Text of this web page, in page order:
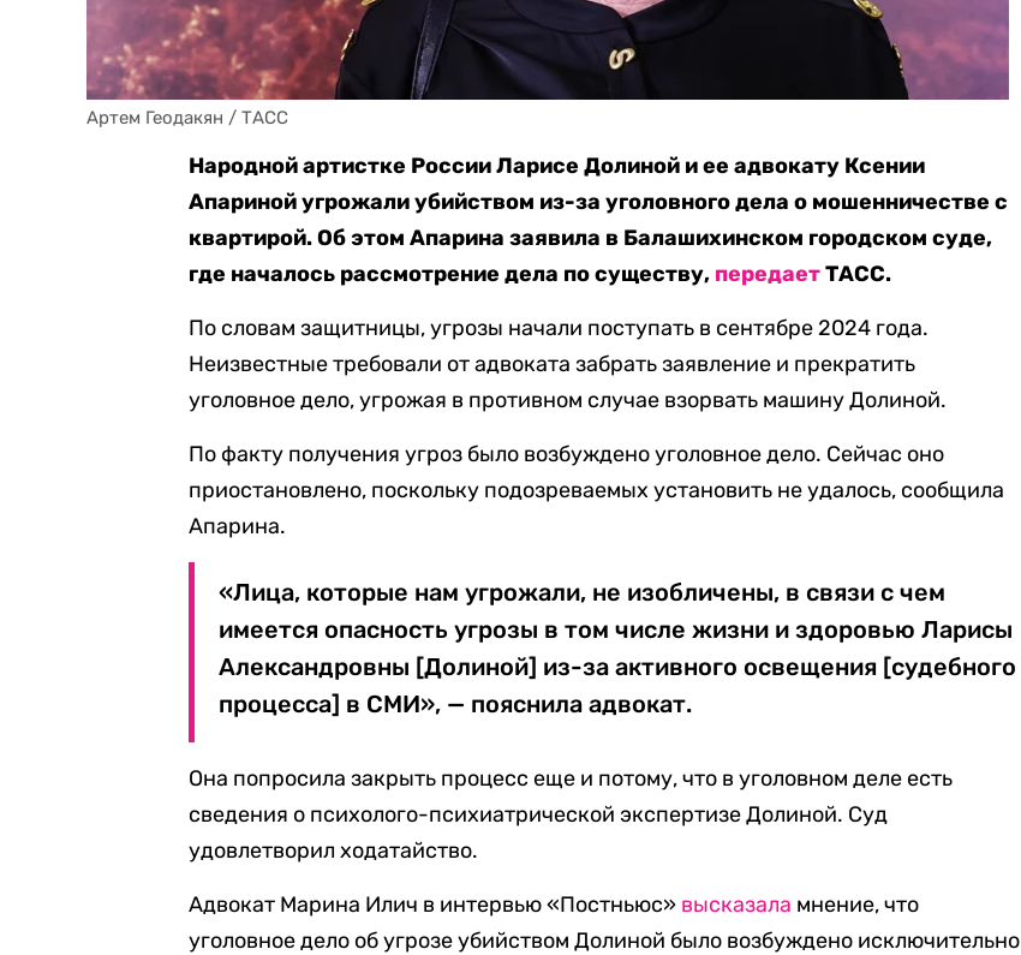
Артем Геодакян / ТАСС
Народной артистке России Ларисе Долиной и ее адвокату Ксении
Апариной угрожали убийством из-за уголовного дела о мошенничестве с
квартирой. Об этом Апариназаявила в Балашихинском городском суде,
где началось рассмотрение дела по существу, передаетТАСС.
По словам защитницы, угрозы начали поступать в сентябре 2024 года.
Неизвестные требовали от адвоката забрать заявление и прекратить
уголовное дело, угрожая в противном случае взорвать машину Долиной.
По факту получения угроз было возбуждено уголовное дело. Сейчас оно
приостановлено, поскольку подозреваемых установить не удалось, сообщила
Апарина.
«Лица, которые нам угрожали, не изобличены, в связи с чем
имеется опасность угрозы в том числе жизни и здоровью Ларисы
Александровны [Долиной] из-за активного освещения [судебного
процесса] в СМИ», — пояснила адвокат.
Она попросила закрыть процесс еще и потому, что в уголовном деле есть
сведения о психолого-психиатрической экспертизе Долиной. Суд
удовлетворил ходатайство.
Адвокат Марина Илич в интервью «Постньюс» высказала мнение, что
уголовное дело об угрозе убийством Долиной было возбуждено исключительно